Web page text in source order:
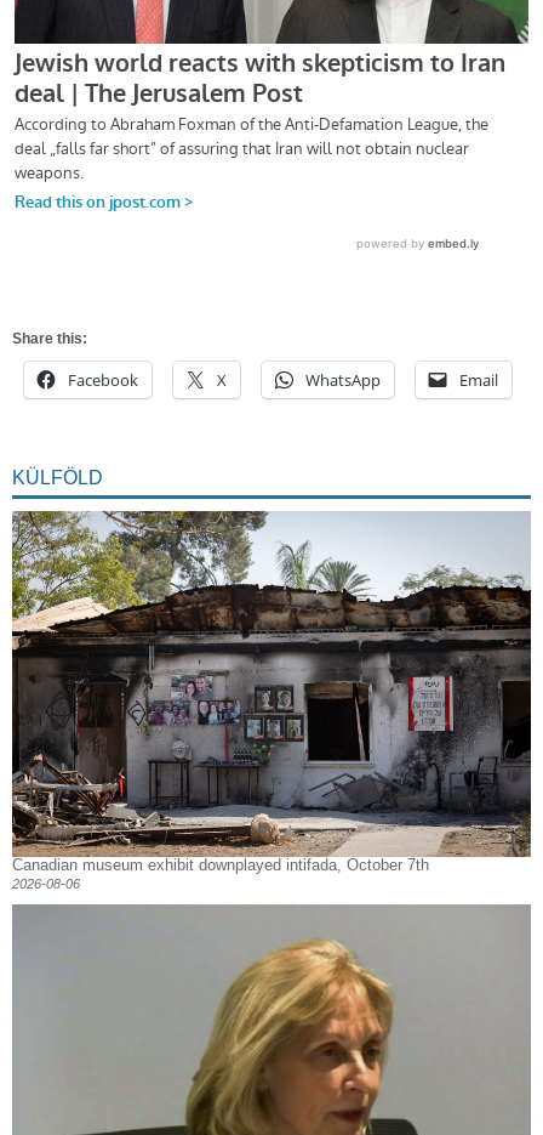
Share this:
Facebook X WhatsApp Email
KÜLFÖLD
Canadian museum exhibit downplayed intifada, October 7th
2026-08-06